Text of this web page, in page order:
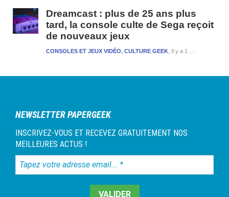
Dreamcast : plus de 25 ans plus
tard, la console culte de Sega reçoit
de nouveaux jeux
Il y a 1 semaine et 19 heures
CONSOLES ET JEUX VIDÉO, CULTURE GEEK
NEWSLETTER PAPERGEEK
INSCRIVEZ-VOUS ET RECEVEZ GRATUITEMENT NOS
MEILLEURES ACTUS !
Tapez
votre